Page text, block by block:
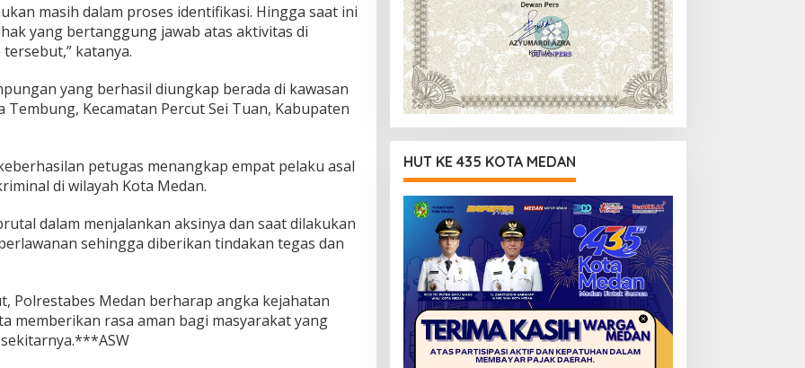
masih dalam proses identifikasi. Hingga saat ini
yang bertanggung jawab atas aktivitas di
katanya.
yang berhasil diungkap berada di kawasan
Tembung, Kecamatan Percut Sei Tuan, Kabupaten
petugas menangkap empat pelaku asal
di wilayah Kota Medan.
dalam menjalankan aksinya dan saat dilakukan
sehingga diberikan tindakan tegas dan
Polrestabes Medan berharap angka kejahatan
memberikan rasa aman bagi masyarakat yang
HUT KE 435 KOTA MEDAN